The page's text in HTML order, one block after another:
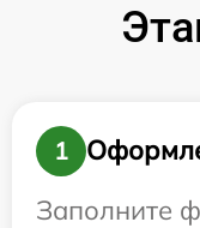
1
Заполните